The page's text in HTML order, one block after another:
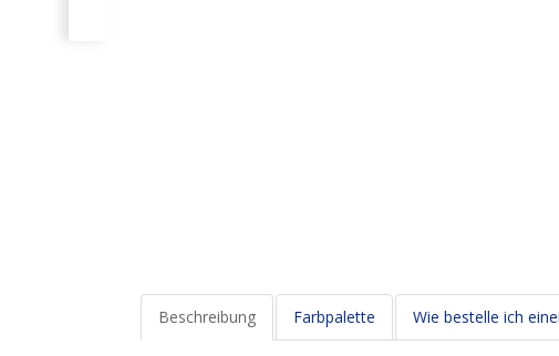
Beschreibung Farbpalette Wie bestelle ich